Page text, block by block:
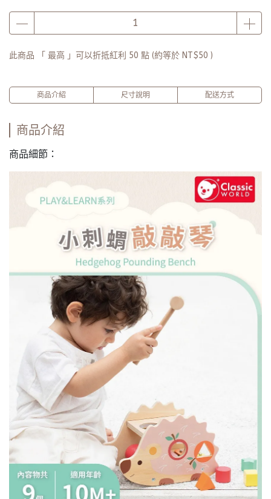
品牌2週年PARTY單筆滿$5000-贈【品牌多功能披肩暖毯】(數
量有限送完為止)
此商品 「 最高 」可以折抵紅利 50 點 (約等於 NT$50 )
商品介紹 尺寸說明 配送方式
商品介紹
商品細節：